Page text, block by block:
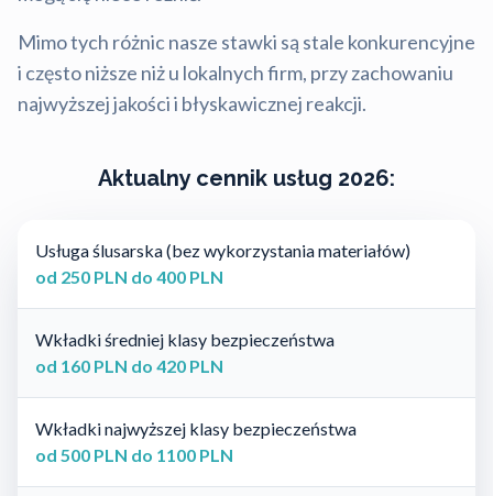
Mimo tych różnic nasze stawki są stale konkurencyjne
i często niższe niż u lokalnych firm, przy zachowaniu
najwyższej jakości i błyskawicznej reakcji.
Aktualny cennik usług 2026:
Usługa ślusarska (bez wykorzystania materiałów)
od 250 PLN do 400 PLN
Wkładki średniej klasy bezpieczeństwa
od 160 PLN do 420 PLN
Wkładki najwyższej klasy bezpieczeństwa
od 500 PLN do 1100 PLN